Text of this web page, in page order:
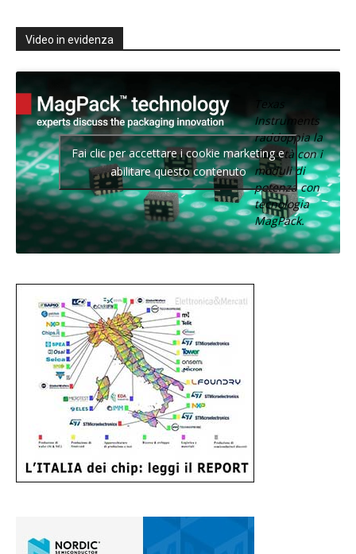
Video in evidenza
Texas
Instruments
raddoppia la
densità con i
moduli di
potenza con
tecnologia
MagPack.
Fai clic per accettare i cookie marketing e
abilitare questo contenuto